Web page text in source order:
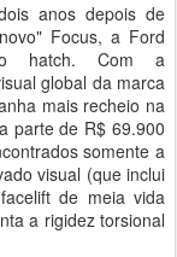
anos depois de
Focus, a Ford
o hatch. Com a
global da marca
mais recheio na
parte de R$ 69.900
somente a
visual (que inclui
de meia vida
a rigidez torsional